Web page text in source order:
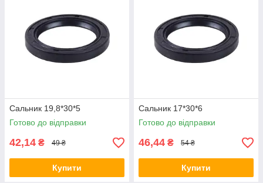
Сальник 19,8*30*5
Готово до відправки
42,14 ₴ 49 ₴
Купити
Сальник 17*30*6
Готово до відправки
46,44 ₴ 54 ₴
Купити